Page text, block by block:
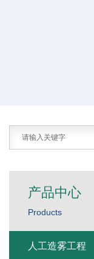
产品中心
Products
人工造雾工程